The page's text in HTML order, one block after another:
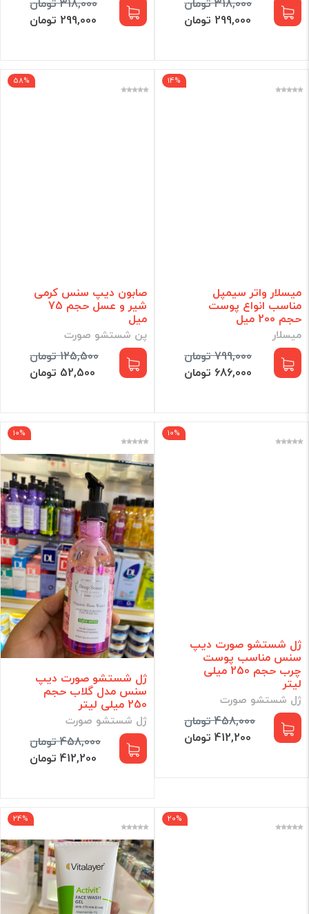
299,000 تومان
299,000 تومان
14%
میسلار واتر سیمپل
مناسب انواع پوست
حجم 200 میل
میسلار
799,000 تومان
686,000 تومان
58%
صابون دیپ سنس کرمی
شیر و عسل حجم 75
میل
پن شستشو صورت
125,500 تومان
52,500 تومان
10%
ژل شستشو صورت دیپ
سنس مناسب پوست
چرب حجم 250 میلی
لیتر
ژل شستشو صورت
458,000 تومان
412,200 تومان
10%
ژل شستشو صورت دیپ
سنس مدل گلاب حجم
250 میلی لیتر
ژل شستشو صورت
458,000 تومان
412,200 تومان
20%
24%